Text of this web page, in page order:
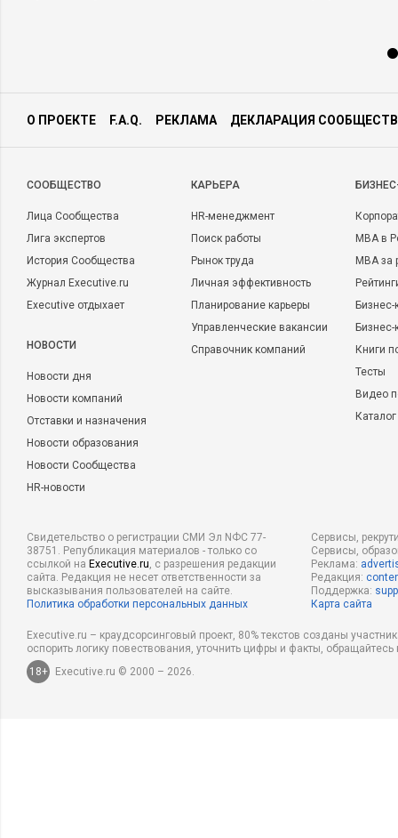
О ПРОЕКТЕ F.A.Q. РЕКЛАМА ДЕКЛАРАЦИЯ
CООБЩЕСТВО
Лица Сообщества
Лига экспертов
История Сообщества
Журнал Executive.ru
Executive отдыхает
НОВОСТИ
Новости дня
Новости компаний
Отставки и назначения
Новости образования
Новости Сообщества
HR-новости
КАРЬЕРА
HR-менеджмент
Поиск работы
Рынок труда
Личная эффективность
Планирование карьеры
Управленческие вакансии
Справочник компаний
MBA в
MBA
Бизнес-
Книги
Тесты
Видео
Свидетельство о регистрации СМИ Эл NФС 77-
38751. Републикация материалов - только со
ссылкой на Executive.ru, с разрешения редакции
сайта. Редакция не несет ответственности за
высказывания пользователей на сайте.
Политика обработки персональных данных
Сервисы,
Сервисы,
Реклама:
Редакция:
Поддержка:
Карта сайта
Executive.ru – краудсорсинговый проект, 80% текстов созданы
оспорить логику повествования, уточнить цифры и факты,
18+
Executive.ru © 2000 – 2026.